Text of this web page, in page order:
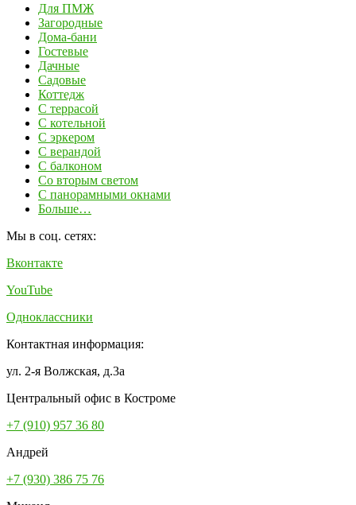
Для ПМЖ
Загородные
Дома-бани
Гостевые
Дачные
Садовые
Коттедж
С террасой
С котельной
С эркером
С верандой
С балконом
Со вторым светом
С панорамными окнами
Больше…
Мы в соц. сетях:
Вконтакте
YouTube
Одноклассники
Контактная информация:
ул. 2-я Волжская, д.3а
Центральный офис в Костроме
+7 (910) 957 36 80
Андрей
+7 (930) 386 75 76